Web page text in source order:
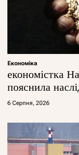
Економіка
економістка
пояснила
6 Серпня, 2026